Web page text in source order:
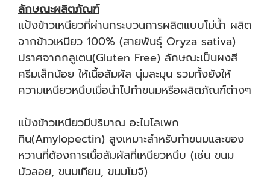
ลักษณะผลิตภัณฑ์
แป้งข้าวเหนียวที่ผ่านกระบวนการผลิตแบบโม่น้ำ ผลิต
จากข้าวเหนียว 100% (สายพันธุ์ Oryza sativa)
ปราศจากกลูเตน(Gluten Free) ลักษณะเป็นผงสี
ครีมเล็กน้อย ให้เนื้อสัมผัส นุ่มละมุน รวมทั้งยังให้
ความเหนียวหนึบเมื่อนำไปทำขนมหรือผลิตภัณฑ์ต่างๆ
แป้งข้าวเหนียวมีปริมาณ อะไมโลเพก
ทิน(Amylopectin) สูงเหมาะสำหรับทำขนมและของ
หวานที่ต้องการเนื้อสัมผัสที่เหนียวหนึบ (เช่น ขนม
บัวลอย, ขนมเทียน, ขนมโมจิ)